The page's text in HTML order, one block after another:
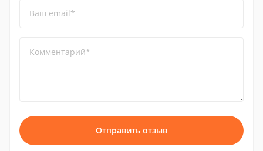
Ваш email*
Комментарий*
Отправить отзыв